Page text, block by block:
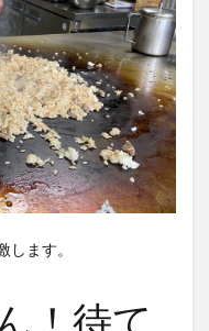
ます。
！待て